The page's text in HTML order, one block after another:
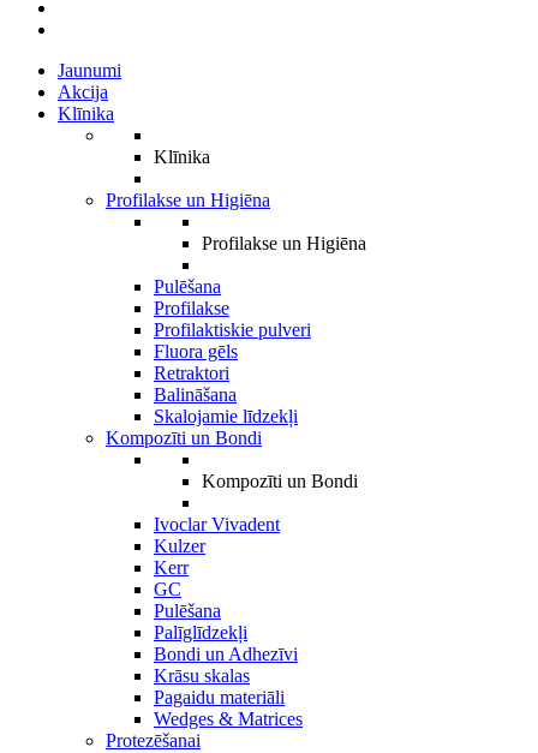
Jaunumi
Akcija
Klīnika
Klīnika
Profilakse un Higiēna
Profilakse un Higiēna
Pulēšana
Profilakse
Profilaktiskie pulveri
Fluora gēls
Retraktori
Balināšana
Skalojamie līdzekļi
Kompozīti un Bondi
Kompozīti un Bondi
Ivoclar Vivadent
Kulzer
Kerr
GC
Pulēšana
Palīglīdzekļi
Bondi un Adhezīvi
Krāsu skalas
Pagaidu materiāli
Wedges & Matrices
Protezēšanai